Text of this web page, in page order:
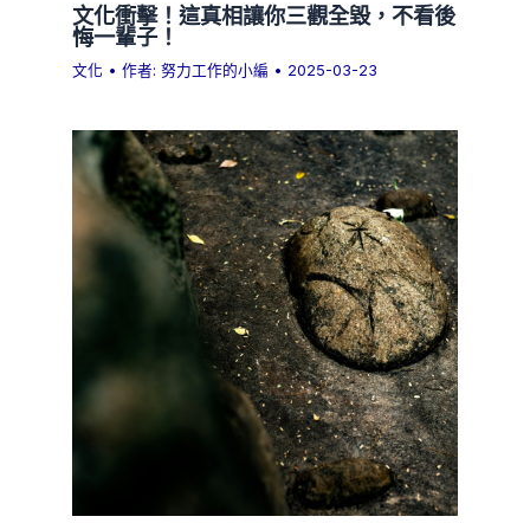
文化衝擊！這真相讓你三觀全毀，不看後
悔一輩子！
文化 • 作者:努力工作的小編 • 2025-03-23